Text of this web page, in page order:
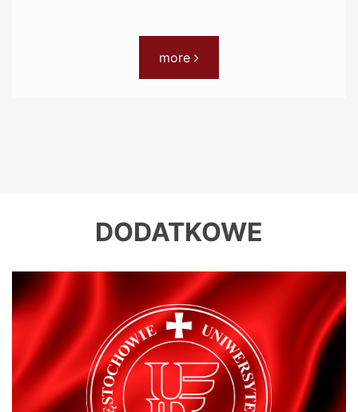
more - Przykładowy baner
DODATKOWE